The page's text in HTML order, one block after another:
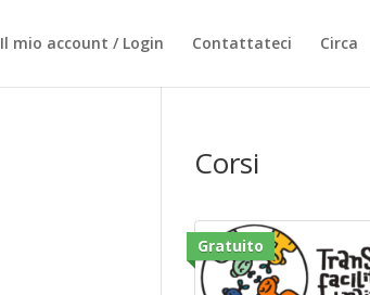
Il mio account / Login Contattateci Circa
Corsi
Gratuito